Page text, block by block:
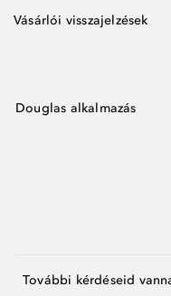
Vásárlói visszajelzések
Douglas alkalmazás
További kérdéseid